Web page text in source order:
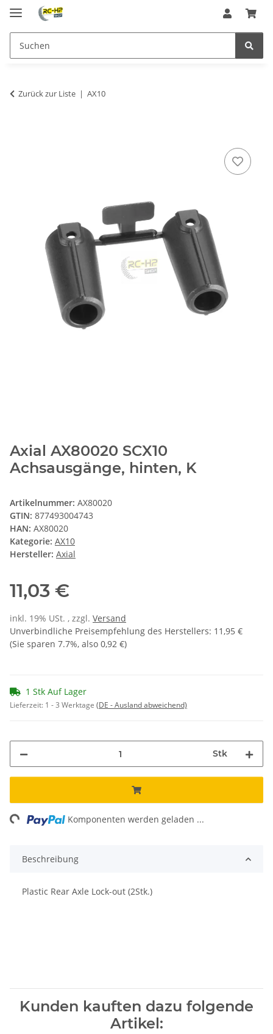
Zurück zur Liste AX10
Axial AX80020 SCX10
Achsausgänge, hinten, K
Artikelnummer: AX80020
GTIN: 877493004743
HAN: AX80020
Kategorie: AX10
Hersteller: Axial
11,03 €
inkl. 19% USt. , zzgl. Versand
Unverbindliche Preisempfehlung des Herstellers: 11,95 €
(Sie sparen 7.7%, also 0,92 €)
1 Stk Auf Lager
Lieferzeit: 1 - 3 Werktage (DE - Ausland abweichend)
Stk
Komponenten werden geladen ...
Beschreibung
Plastic Rear Axle Lock-out (2Stk.)
Kunden kauften dazu folgende
Artikel: